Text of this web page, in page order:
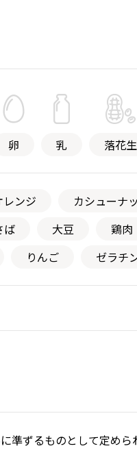
卵 乳 落花生
レンジ
カシューナ
ば 大豆 鶏肉
りんご ゼラチ
準ずるものとして定めら